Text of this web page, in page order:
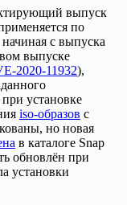
выпуск
по
с выпуска
выпуске
2020-11932),
установке
iso-образов с
но новая
в каталоге Snap
обновлён при
установки